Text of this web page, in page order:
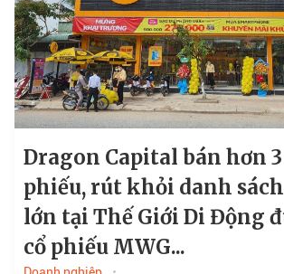
Dragon Capital bán hơn
phiếu, rút khỏi danh
lớn tại Thế Giới Di Động
cổ phiếu MWG...